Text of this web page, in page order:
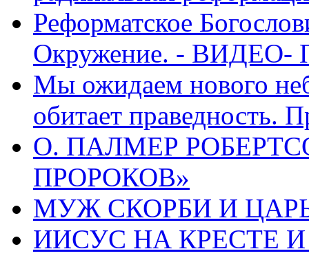
Реформатское
Окружение. - ВИДЕО-
Мы ожидаем нового
обитает праведность.
О. ПАЛМЕР
ПРОРОКОВ»
МУЖ СКОРБИ И ЦАРЬ
ИИСУС НА КРЕСТЕ